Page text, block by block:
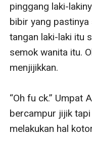
pinggang laki-
bibir yang
tangan laki-laki itu
semok wanita itu.
menjijikkan.
“Oh fu ck.” Umpat
bercampur jijik
melakukan hal